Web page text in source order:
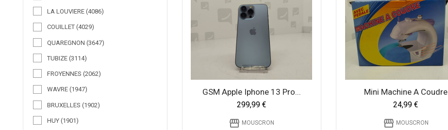
LA LOUVIERE (4086)
COUILLET (4029)
QUAREGNON (3647)
TUBIZE (3114)
FROYENNES (2062)
WAVRE (1947)
BRUXELLES (1902)
HUY (1901)
GSM Apple Iphone 13 Pro...
299,99 €
storefront MOUSCRON
Mini Machine A Coudre
24,99 €
storefront MOUSCRON